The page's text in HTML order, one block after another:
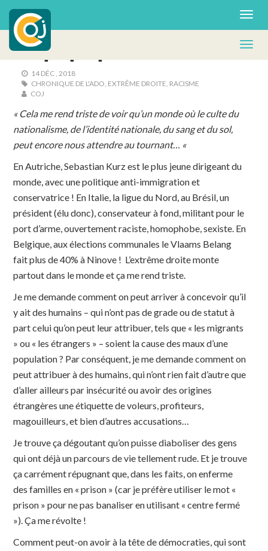
RENCONTRE & RÉFLEXION
A qui profite la haine ?
14 DÉC , 2018
CHRONIQUE DE L'ADO EXTRÊME DROITE RACISME
COJ
« Cela me rend triste de voir qu’un monde où le culte du
nationalisme, de l’identité nationale, du sang et du sol,
peut encore nous attendre au tournant… «
En Autriche, Sebastian Kurz est le plus jeune dirigeant du
monde, avec une politique anti-immigration et
conservatrice ! En Italie, la ligue du Nord, au Brésil, un
président (élu donc), conservateur à fond, militant pour le
port d’arme, ouvertement raciste, homophobe, sexiste. En
Belgique, aux élections communales le Vlaams Belang
fait plus de 40% à Ninove ! L’extrême droite monte
partout dans le monde et ça me rend triste.
Je me demande comment on peut arriver à concevoir qu’il
y ait des humains – qui n’ont pas de grade ou de statut à
part celui qu’on peut leur attribuer, tels que « les migrants
» ou « les étrangers » – soient la cause des maux d’une
population ? Par conséquent, je me demande comment on
peut attribuer à des humains, qui n’ont rien fait d’autre que
d’aller ailleurs par insécurité ou avoir des origines
étrangères une étiquette de voleurs, profiteurs,
magouilleurs, et bien d’autres accusations…
Je trouve ça dégoutant qu’on puisse diaboliser des gens
qui ont déjà un parcours de vie tellement rude. Et je trouve
ça carrément répugnant que, dans les faits, on enferme
des familles en « prison » (car je préfère utiliser le mot «
prison » pour ne pas banaliser en utilisant « centre fermé
»). Ça me révolte !
Comment peut-on avoir à la tête de démocraties, qui sont